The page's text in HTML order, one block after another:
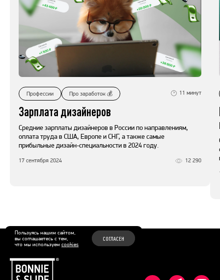
Профессии Про заработок 💰 11 минут
Зарплата дизайнеров
Средние зарплаты дизайнеров в России по направлениям,
оплата труда в США, Европе и СНГ, а также самые
прибыльные дизайн-специальности в 2024 году.
17 сентября 2024 12 290
Пользуясь нашим сайтом,
вы соглашаетесь с тем,
что мы используем cookies
СОГЛАСЕН